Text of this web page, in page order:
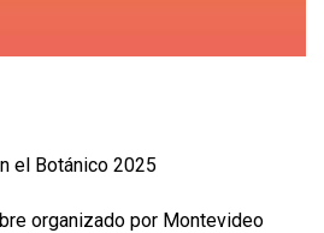
el Botánico 2025
organizado por Montevideo